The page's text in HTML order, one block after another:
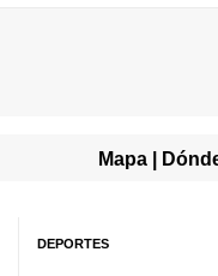
Mapa |
DEPORTES